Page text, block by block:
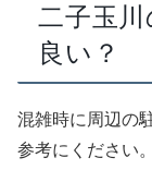
二子玉
良い？
混雑時に周辺の
参考にください。